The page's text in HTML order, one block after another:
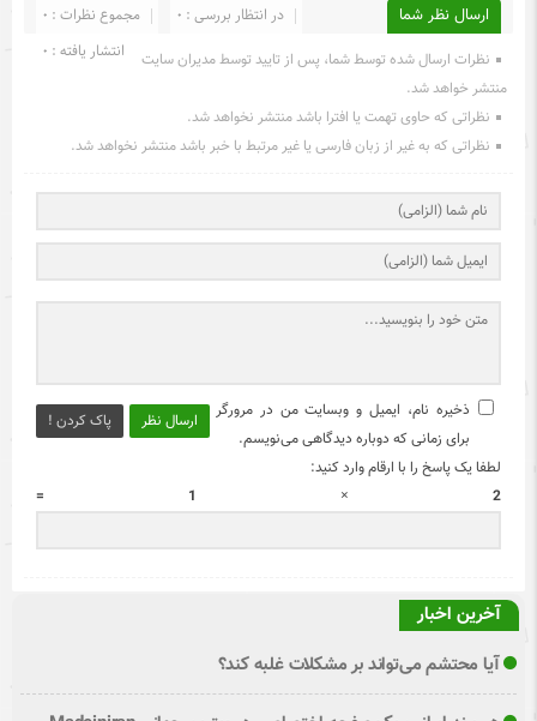
ارسال نظر شما مجموع نظرات : 0
در انتظار بررسی : 0
انتشار یافته : 0
نظرات ارسال شده توسط شما، پس از تایید توسط مدیران سایت
منتشر خواهد شد.
نظراتی که حاوی تهمت یا افترا باشد منتشر نخواهد شد.
نظراتی که به غیر از زبان فارسی یا غیر مرتبط با خبر باشد منتشر نخواهد شد.
ارسال نظر پاک کردن !
ذخیره نام، ایمیل و وبسایت من در مرورگر
برای زمانی که دوباره دیدگاهی می‌نویسم.
لطفا یک پاسخ را با ارقام وارد کنید:
2 × 1 =
آخرین اخبار
آیا محتشم می‌تواند بر مشکلات غلبه کند؟